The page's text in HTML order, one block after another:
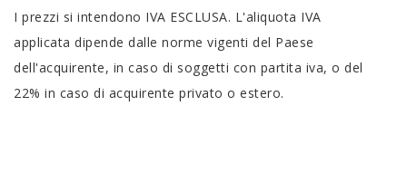
I prezzi si intendono IVA ESCLUSA. L'aliquota IVA
applicata dipende dalle norme vigenti del Paese
dell'acquirente, in caso di soggetti con partita iva, o del
22% in caso di acquirente privato o estero.